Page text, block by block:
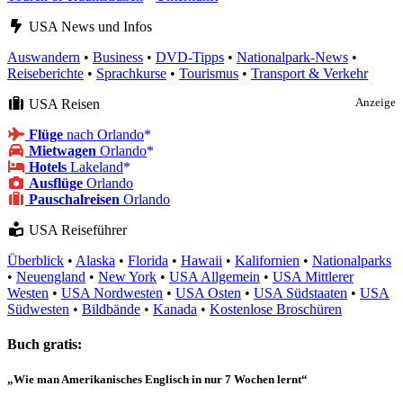
USA News und Infos
Auswandern • Business • DVD-Tipps • Nationalpark-News •
Reiseberichte • Sprachkurse • Tourismus • Transport & Verkehr
Anzeige
USA Reisen
Flüge nach Orlando
Mietwagen Orlando
Hotels Lakeland
Ausflüge Orlando
Pauschalreisen Orlando
USA Reiseführer
Überblick • Alaska • Florida • Hawaii • Kalifornien • Nationalparks
• Neuengland • New York • USA Allgemein • USA Mittlerer
Westen • USA Nordwesten • USA Osten • USA Südstaaten • USA
Südwesten • Bildbände • Kanada • Kostenlose Broschüren
Buch gratis:
„Wie man Amerikanisches Englisch in nur 7 Wochen lernt“